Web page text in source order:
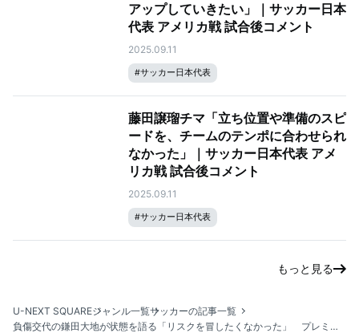
アップしていきたい」｜サッカー日本
代表 アメリカ戦 試合後コメント
2025.09.11
#サッカー日本代表
藤田譲瑠チマ「立ち位置や準備のスピ
ードを、チームのテンポに合わせられ
なかった」｜サッカー日本代表 アメ
リカ戦 試合後コメント
2025.09.11
#サッカー日本代表
もっと見る
U-NEXT SQUAREジャンル一覧サッカーの記事一覧
負傷交代の鎌田大地が状態を語る「リスクを冒したくなかった」 プレミア開幕へ、チーム状態には確かな手応え「今のパレスだったらできると思う」｜FAコミュニティ・シールド